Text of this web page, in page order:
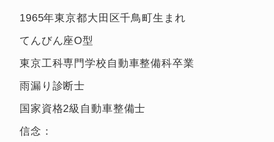
1965年東京都大田区千鳥町生まれ
てんびん座O型
東京工科専門学校自動車整備科卒業
雨漏り診断士
国家資格2級自動車整備士
信念：